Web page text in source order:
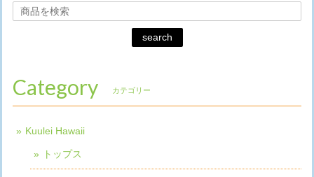
search
Category カテゴリー
Kuulei Hawaii
トップス